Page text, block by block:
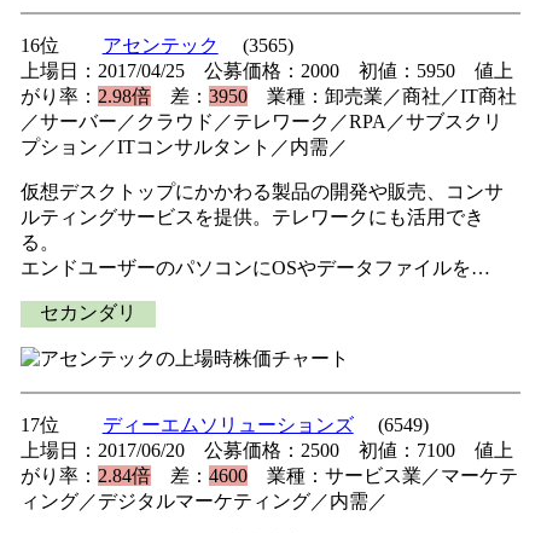
16位 アセンテック
(3565)
上場日：2017/04/25 公募価格：2000 初値：5950 値上
がり率： 2.98倍差： 3950業種：卸売業／商社／IT商社
／サーバー／クラウド／テレワーク／RPA／サブスクリ
プション／ITコンサルタント／内需／
仮想デスクトップにかかわる製品の開発や販売、コンサ
ルティングサービスを提供。テレワークにも活用でき
る。
エンドユーザーのパソコンにOSやデータファイルを…
セカンダリ
17位 ディーエムソリューションズ
(6549)
上場日：2017/06/20 公募価格：2500 初値：7100 値上
がり率： 2.84倍差： 4600業種：サービス業／マーケテ
ィング／デジタルマーケティング／内需／